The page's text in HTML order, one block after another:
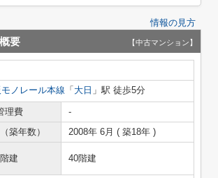
情報の見方
要 【中古マンション】
ノレール本線 「 大日 」駅 徒歩5分
理費
-
築年数） 2008年 6月 ( 築18年 )
階建 40階建